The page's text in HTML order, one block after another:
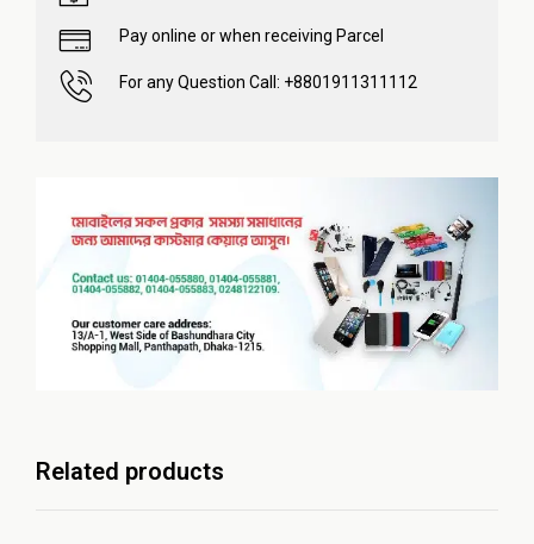
Pay online or when receiving Parcel
For any Question Call: +8801911311112
Related products